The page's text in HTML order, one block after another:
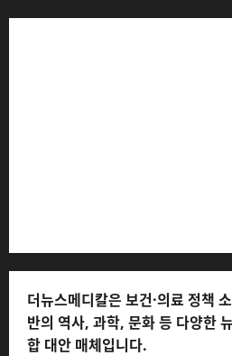
더뉴스메디칼은 보건·의료 정책
반의 역사, 과학, 문화 등 다양한
합 대안 매체입니다.